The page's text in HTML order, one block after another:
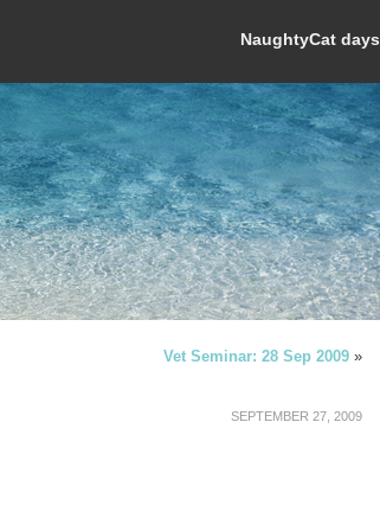
NaughtyCat days
Vet Seminar: 28 Sep 2009 »
SEPTEMBER 27, 2009